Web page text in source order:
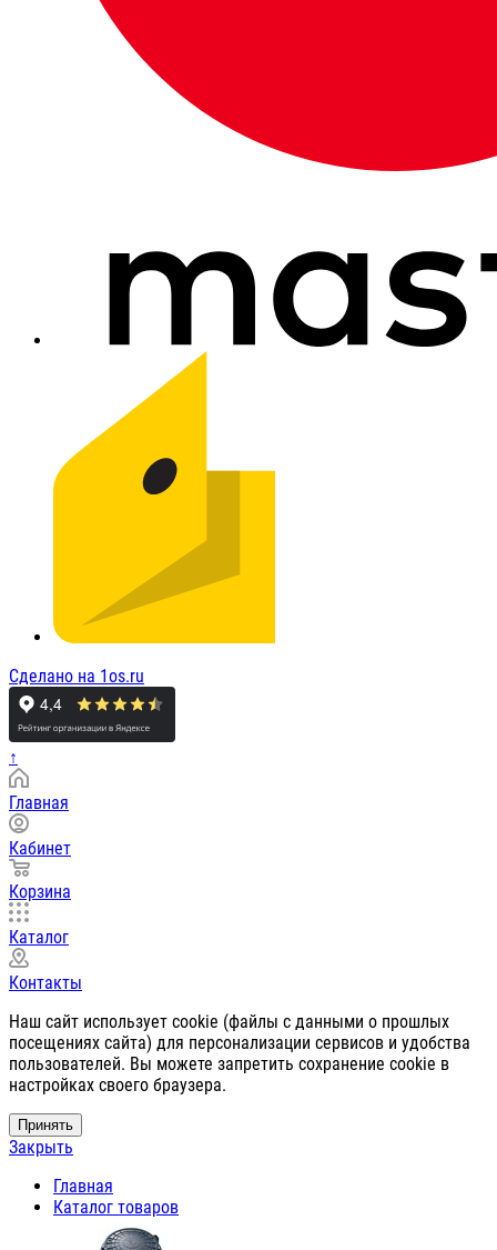
Сделано на 1os.ru
↑
Главная
Кабинет
Корзина
Каталог
Контакты
Наш сайт использует cookie (файлы с данными о прошлых
посещениях сайта) для персонализации сервисов и удобства
пользователей. Вы можете запретить сохранение cookie в
настройках своего браузера.
Принять
Закрыть
Главная
Каталог товаров